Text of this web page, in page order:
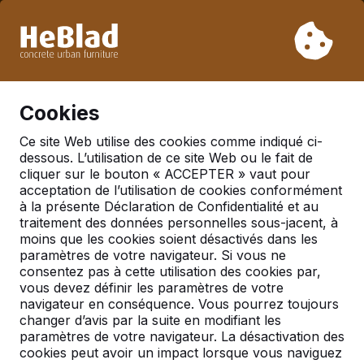
semaine 31 à la semaine 33. Veuillez donc tenir compte des
délais de livraison plus longs.
Cookies
Ce site Web utilise des cookies comme indiqué ci-
dessous. L’utilisation de ce site Web ou le fait de
cliquer sur le bouton « ACCEPTER » vaut pour
acceptation de l’utilisation de cookies conformément
à la présente Déclaration de Confidentialité et au
traitement des données personnelles sous-jacent, à
moins que les cookies soient désactivés dans les
paramètres de votre navigateur. Si vous ne
consentez pas à cette utilisation des cookies par,
vous devez définir les paramètres de votre
navigateur en conséquence. Vous pourrez toujours
changer d’avis par la suite en modifiant les
paramètres de votre navigateur. La désactivation des
cookies peut avoir un impact lorsque vous naviguez
Tables de ping-pong